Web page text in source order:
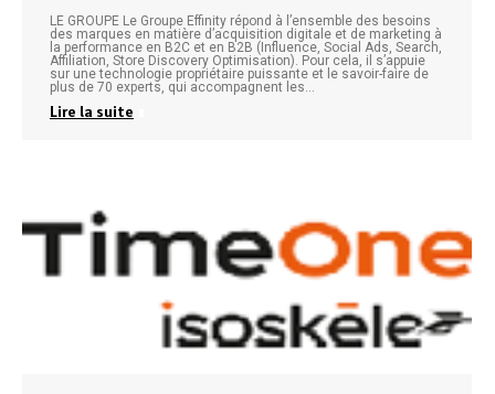
LE GROUPE Le Groupe Effinity répond à l’ensemble des besoins
des marques en matière d’acquisition digitale et de marketing à
la performance en B2C et en B2B (Influence, Social Ads, Search,
Affiliation, Store Discovery Optimisation). Pour cela, il s’appuie
sur une technologie propriétaire puissante et le savoir-faire de
plus de 70 experts, qui accompagnent les…
Lire la suite